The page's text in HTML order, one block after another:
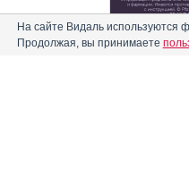
Реклама
На сайте Видаль используются
Продолжая, вы принимаете